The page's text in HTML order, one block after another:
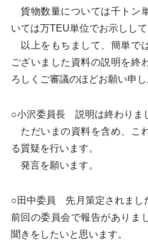
貨物数量については千トン
いては万TEU単位でお示しして
以上をもちまして、簡単で
ございました資料の説明を終
ろしくご審議のほどお願い申し
○小沢委員長 説明は終わりま
ただいまの資料を含め、こ
る質疑を行います。
発言を願います。
○田中委員 先月策定されまし
前回の委員会で報告がありま
聞きをしたいと思います。